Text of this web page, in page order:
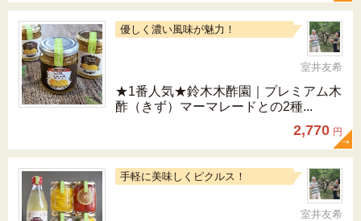
優しく濃い風味が魅力！
室井友希
★1番人気★鈴木木酢園｜プレミアム木
酢（きず）マーマレードとの2種...
2,770 円
手軽に美味しくピクルス！
室井友希